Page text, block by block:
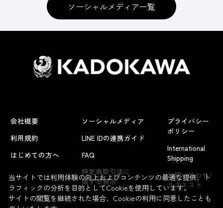
よくあるお問い合わせ
ソーシャルメディア一覧
会社概要
利用規約
はじめての方へ
ソーシャルメディア
LINE IDの連携ガイド
FAQ
特定商取引法に
関する表示
プライバシー
ポリシー
International
Shipping
お問い合わせ/
リクエスト
当サイトでは利用体験の向上およびコンテンツの最適な提供、ト
ラフィックの分析を目的としてCookieを使用しています。
サイトの閲覧を継続された場合、Cookieの利用に同意したことも